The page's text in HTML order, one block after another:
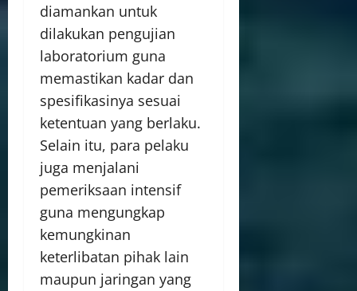
diamankan untuk
dilakukan pengujian
laboratorium guna
memastikan kadar dan
spesifikasinya sesuai
ketentuan yang berlaku.
Selain itu, para pelaku
juga menjalani
pemeriksaan intensif
guna mengungkap
kemungkinan
keterlibatan pihak lain
maupun jaringan yang